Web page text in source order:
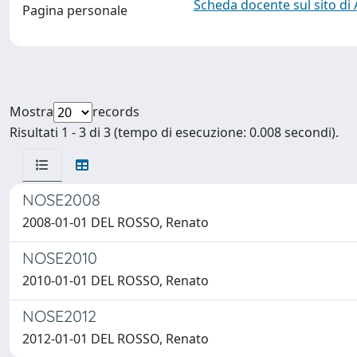
Pagina personale Scheda docente sul sito di
Mostra
records
Risultati 1 - 3 di 3 (tempo di esecuzione: 0.008 secondi).
NOSE2008
2008-01-01 DEL ROSSO, Renato
NOSE2010
2010-01-01 DEL ROSSO, Renato
NOSE2012
2012-01-01 DEL ROSSO, Renato